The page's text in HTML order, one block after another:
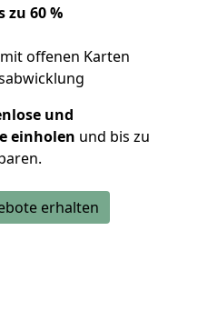
zu 60 %
offenen Karten
und
einholen und bis zu
erhalten